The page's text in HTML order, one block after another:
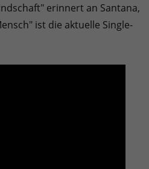
erinnert an Santana,
ist die aktuelle Single-